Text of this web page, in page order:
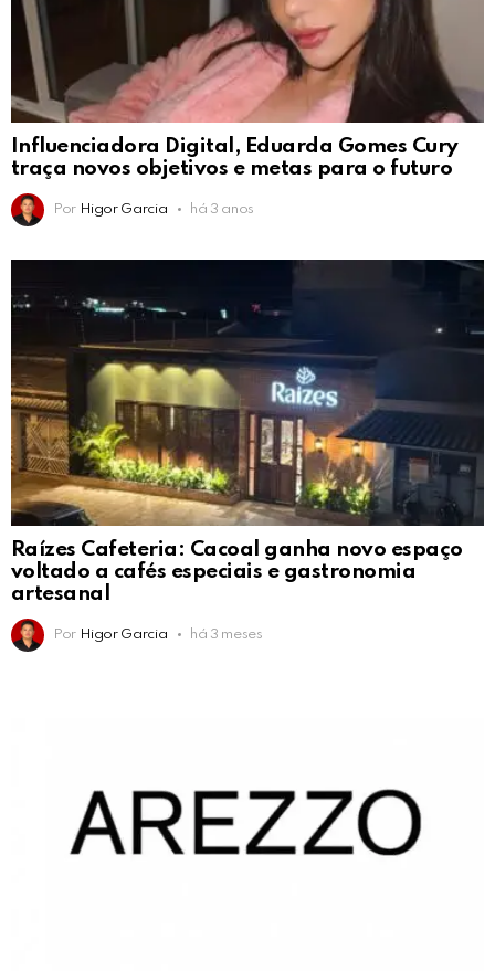
Influenciadora Digital, Eduarda Gomes Cury
traça novos objetivos e metas para o futuro
Por Higor Garcia há 3 anos
Raízes Cafeteria: Cacoal ganha novo espaço
voltado a cafés especiais e gastronomia
artesanal
Por Higor Garcia há 3 meses